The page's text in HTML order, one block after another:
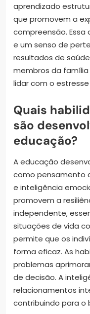
aprendizado
que promovem a
compreensão.
e um senso de
resultados de
membros da
lidar com o
Quais
são
educação?
A educação
como pensamento
e inteligência
promovem a
independente,
situações de vida
permite que os
forma eficaz. As
problemas
de decisão. A
relacionamentos
contribuindo para o